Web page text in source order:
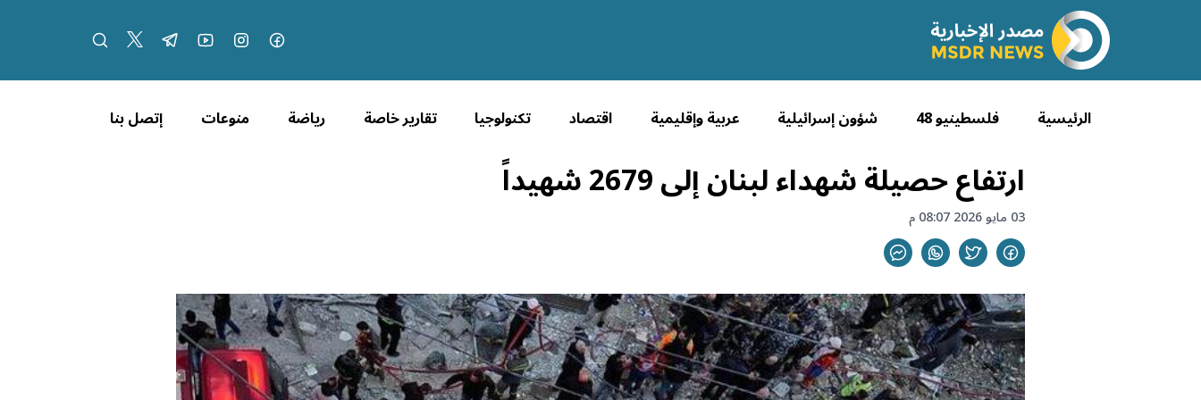
الرئيسية فلسطينيو 48 شؤون إسرائيلية عربية وإقليمية اقتصاد تكنولوجيا تقارير خاصة رياضة منوعات إتصل بنا
ارتفاع حصيلة شهداء لبنان إلى 2679 شهيداً
03 مايو 2026 08:07 م